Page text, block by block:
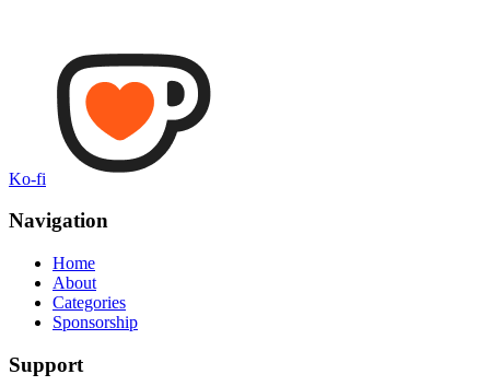
Ko-fi
Navigation
Home
About
Categories
Sponsorship
Support